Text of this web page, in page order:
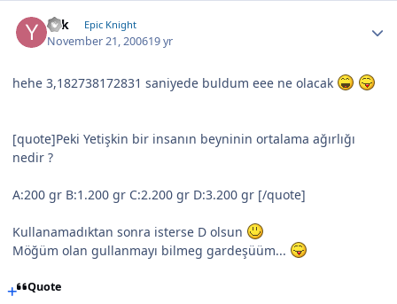
Yek Epic Knight
November 21, 200619 yr
hehe 3,182738172831 saniyede buldum eee ne olacak
[quote]Peki Yetişkin bir insanın beyninin ortalama ağırlığı
nedir ?
A:200 gr B:1.200 gr C:2.200 gr D:3.200 gr [/quote]
Kullanamadıktan sonra isterse D olsun
Möğüm olan gullanmayı bilmeg gardeşüüm...
Quote